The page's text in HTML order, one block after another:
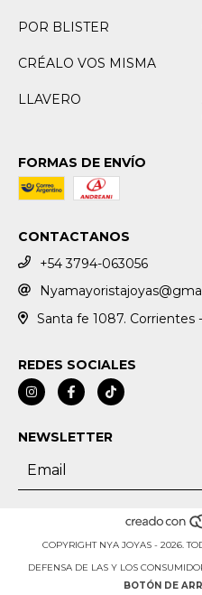
POR BLISTER
CRÉALO VOS MISMA
LLAVERO
FORMAS DE ENVÍO
CONTACTANOS
+54 3794-063056
Santa fe 1087. Corrientes
REDES SOCIALES
NEWSLETTER
COPYRIGHT NYA JOYAS - 2026.
DEFENSA DE LAS Y LOS
BOTÓN DE